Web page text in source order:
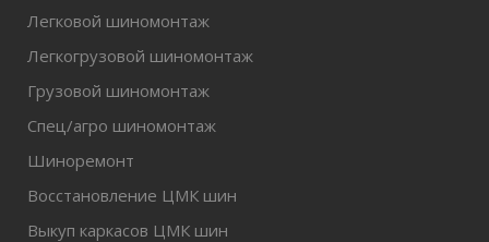
Легковой шиномонтаж
Легкогрузовой шиномонтаж
Грузовой шиномонтаж
Спец/агро шиномонтаж
Шиноремонт
Восстановление ЦМК шин
Выкуп каркасов ЦМК шин